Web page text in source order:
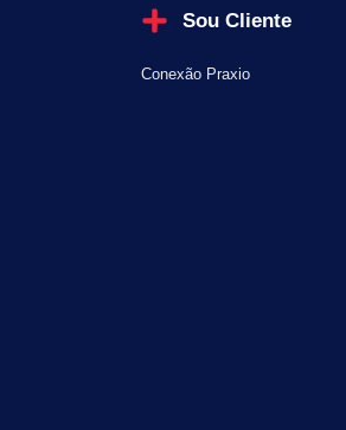
Sou Cliente
Conexão Praxio